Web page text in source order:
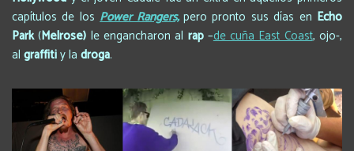
capítulos de losPower Rangers, pero pronto sus días en Echo
Park(Melrose) le engancharon al rap–de cuña East Coast, ojo-,
al graffitiy la droga.